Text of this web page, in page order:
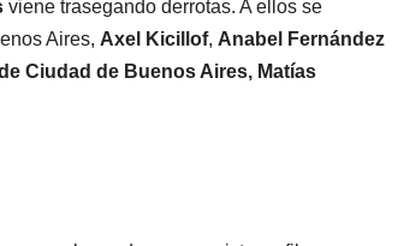
viene trasegando derrotas. A ellos se
Aires, Axel Kicillof, Anabel Fernández
Ciudad de Buenos Aires, Matías